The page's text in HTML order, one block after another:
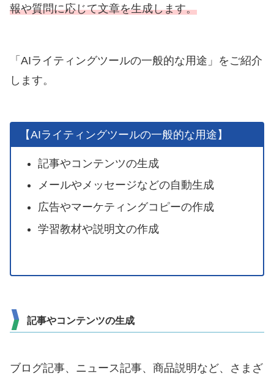
報や質問に応じて文章を生成します。
「AIライティングツールの一般的な用途」をご紹介
します。
【AIライティングツールの一般的な用途】
記事やコンテンツの生成
メールやメッセージなどの自動生成
広告やマーケティングコピーの作成
学習教材や説明文の作成
記事やコンテンツの生成
ブログ記事、ニュース記事、商品説明など、さまざ